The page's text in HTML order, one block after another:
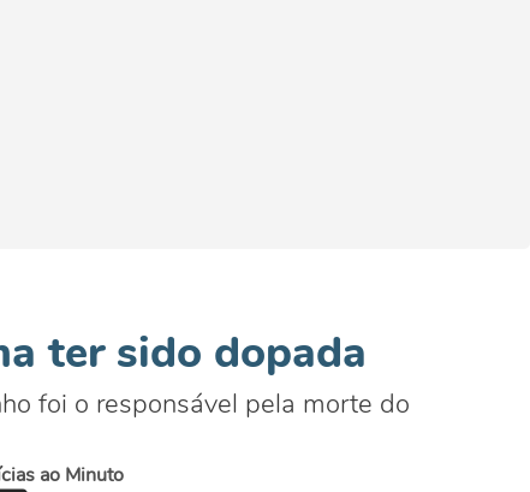
ter sido dopada
foi o responsável pela morte do
ao Minuto